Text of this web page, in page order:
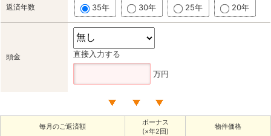
返済年数 35年 30年 25年 20年
頭金 直接入力する
万円
毎月のご返済額
ボーナス
(×年2回)
物件価格